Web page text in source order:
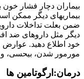
بیماران دچار فشار خون
بیماریهای دیگر ممکن است
ضمن بعلت تداخلات
دیگر مثل داروهای ضد
خود اطلاع دهید. عوارض
مورمور شدن، بیحسی،
درمان:ارگوتامین ها